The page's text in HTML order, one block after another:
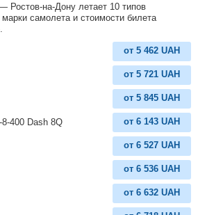
Ростов-на-Дону летает 10 типов
самолета и стоимости билета
от 5 462 UAH
от 5 721 UAH
от 5 845 UAH
400 Dash 8Q от 6 143 UAH
от 6 527 UAH
от 6 536 UAH
от 6 632 UAH